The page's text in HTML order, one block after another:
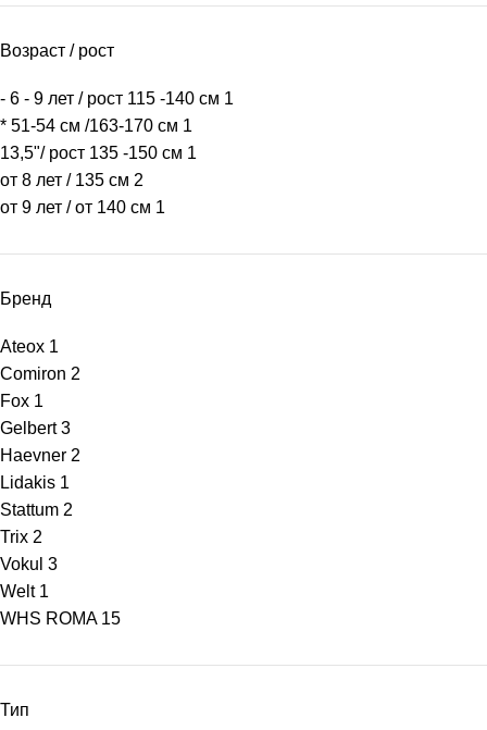
Возраст / рост
- 6 - 9 лет / рост 115 -140 см 1
* 51-54 см /163-170 см 1
13,5"/ рост 135 -150 см 1
от 8 лет / 135 см 2
от 9 лет / от 140 см 1
Бренд
Ateox 1
Comiron 2
Fox 1
Gelbert 3
Haevner 2
Lidakis 1
Stattum 2
Trix 2
Vokul 3
Welt 1
WHS ROMA 15
Тип